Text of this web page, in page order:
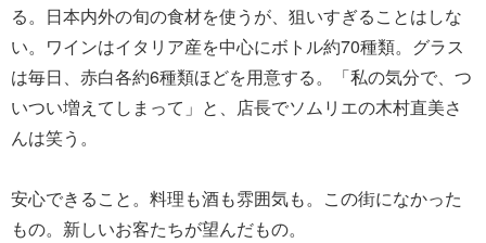
る。日本内外の旬の食材を使うが、狙いすぎることはしな
い。ワインはイタリア産を中心にボトル約70種類。グラス
は毎日、赤白各約6種類ほどを用意する。「私の気分で、つ
いつい増えてしまって」と、店長でソムリエの木村直美さ
んは笑う。
安心できること。料理も酒も雰囲気も。この街になかった
もの。新しいお客たちが望んだもの。